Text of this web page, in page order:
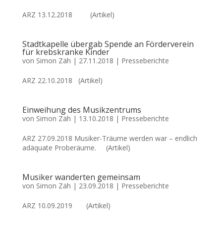
ARZ 13.12.2018 (Artikel)
Stadtkapelle übergab Spende an Förderverein
für krebskranke Kinder
von Simon Zäh | 27.11.2018 | Presseberichte
ARZ 22.10.2018 (Artikel)
Einweihung des Musikzentrums
von Simon Zäh | 13.10.2018 | Presseberichte
ARZ 27.09.2018 Musiker-Träume werden war – endlich
adäquate Proberäume. (Artikel)
Musiker wanderten gemeinsam
von Simon Zäh | 23.09.2018 | Presseberichte
ARZ 10.09.2019 (Artikel)